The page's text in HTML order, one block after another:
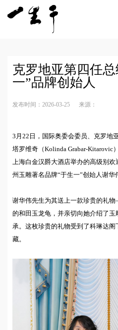
克罗地亚第四任
一”品牌创始人
发布时间：2026-03-25 来源：
3月22日，国际奥委会委员、克罗地
塔罗维奇（Kolinda Grabar-Kitarovic
上海白金汉爵大酒店举办的高级别
州玉雕著名品牌“于生一”创始人谢华
谢华伟先生为其送上一款珍贵的礼
的和田玉龙龟，并亲切向她介绍了
承。这枚珍贵的礼物受到了科琳达
藏。